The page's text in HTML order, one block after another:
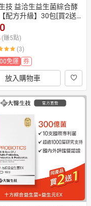
技 益洽生益生菌綜合酵
配方升級】30包[買2送1]
素
(賺5點)
(3)
免運
券
放入購物車